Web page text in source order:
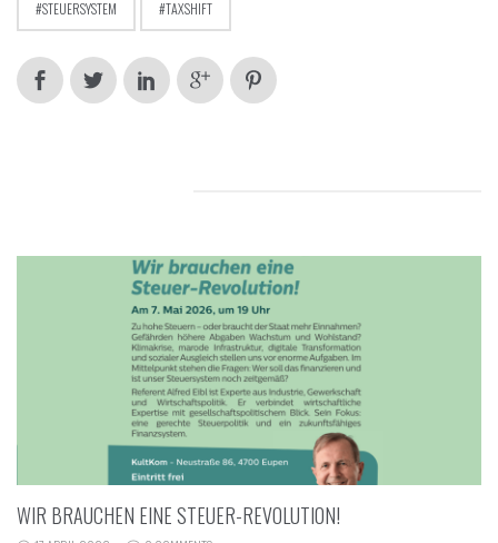
STEUERSYSTEM TAXSHIFT
WIR BRAUCHEN EINE STEUER-REVOLUTION!